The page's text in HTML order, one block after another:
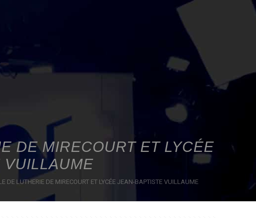
DE MIRECOURT ET LYCÉE
DE LUTHERIE DE MIRECOURT ET LYCÉE JEAN-BAPTISTE VUILLAUME